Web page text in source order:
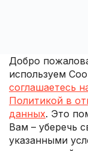
Добро
используем
соглашаетесь
Политикой в
данных. Это
Вам – уберечь
указанными